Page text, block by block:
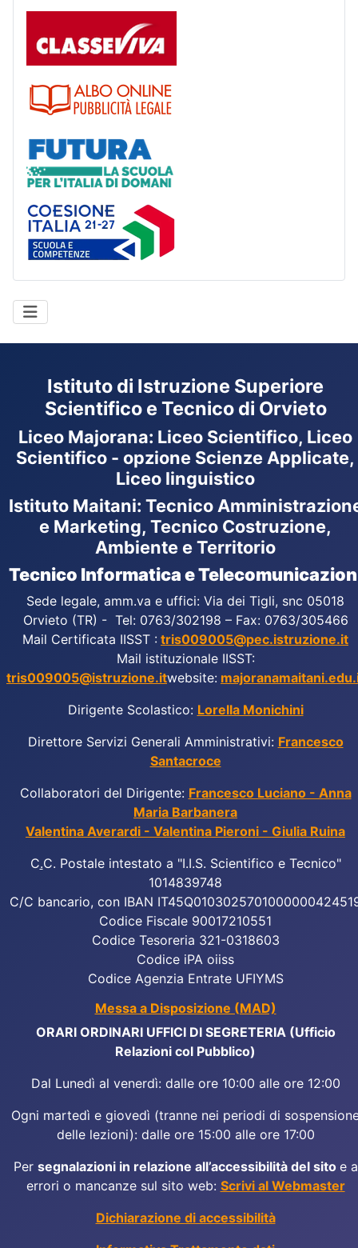
Istituto di Istruzione Superiore
Scientifico e Tecnico di Orvieto
Liceo Majorana: Liceo Scientifico, Liceo
Scientifico - opzione Scienze Applicate,
Liceo linguistico
Istituto Maitani: Tecnico
e Marketing, Tecnico Costruzione,
Ambiente e Territorio
Tecnico Informatica e
Sede legale, amm.va e uffici: Via dei Tigli, snc 05018
Orvieto (TR) - Tel: 0763/302198 – Fax: 0763/305466
Mail Certificata IISST : tris009005@pec.istruzione.it
Mail istituzionale IISST:
tris009005@istruzione.itwebsite:
Dirigente Scolastico: Lorella Monichini
Direttore Servizi Generali Amministrativi: Francesco
Santacroce
Collaboratori del Dirigente: Francesco Luciano - Anna
Maria Barbanera
Valentina Averardi - Valentina Pieroni - Giulia Ruina
C.C. Postale intestato a "I.I.S. Scientifico e Tecnico"
1014839748
C/C bancario, con IBAN
Codice Fiscale 90017210551
Codice Tesoreria 321-0318603
Codice iPA oiiss
Codice Agenzia Entrate UFIYMS
Messa a Disposizione (MAD)
ORARI ORDINARI UFFICI DI SEGRETERIA (Ufficio
Relazioni col Pubblico)
Dal Lunedì al venerdì: dalle ore 10:00 alle ore 12:00
Ogni martedì e giovedì (tranne nei periodi di
delle lezioni): dalle ore 15:00 alle ore 17:00
Per segnalazioni in relazione all’accessibilità del sito e a
errori o mancanze sul sito web: Scrivi al Webmaster
Dichiarazione di accessibilità